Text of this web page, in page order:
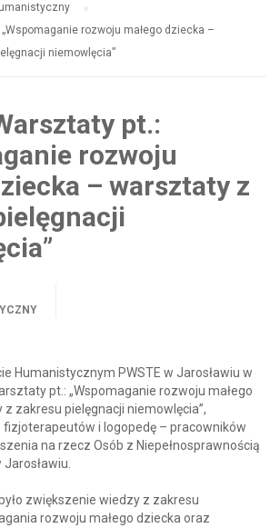
rozwoju małego dziecka –
niemowlęcia”
pt.:
rozwoju
– warsztaty z
Humanistycznym PWSTE w Jarosławiu w
pt.: „Wspomaganie rozwoju małego
zakresu pielęgnacji niemowlęcia”,
i logopedę – pracowników
na rzecz Osób z Niepełnosprawnością
zwiększenie wiedzy z zakresu
rozwoju małego dziecka oraz